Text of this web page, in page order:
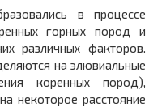
в процессе
горных пород и
различных факторов.
на элювиальные
коренных пород),
некоторое расстояние